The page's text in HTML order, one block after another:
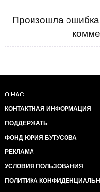
Произошла ошибка
О НАС
КОНТАКТНАЯ ИНФОРМАЦИЯ
ПОДДЕРЖАТЬ
ФОНД ЮРИЯ БУТУСОВА
РЕКЛАМА
УСЛОВИЯ ПОЛЬЗОВАНИЯ
ПОЛИТИКА